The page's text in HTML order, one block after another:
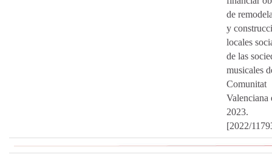
de
y
locales
de las
musicales
Comunitat
Valenciana
2023.
[2022/